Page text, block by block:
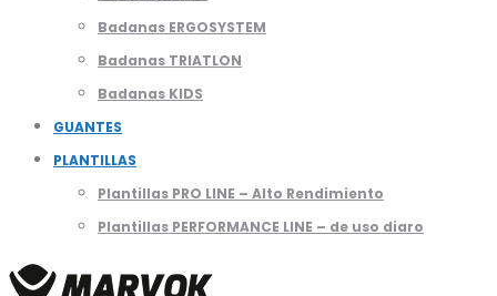
Badanas ERGOSYSTEM
Badanas TRIATLON
Badanas KIDS
GUANTES
PLANTILLAS
Plantillas PRO LINE – Alto Rendimiento
Plantillas PERFORMANCE LINE – de uso diaro